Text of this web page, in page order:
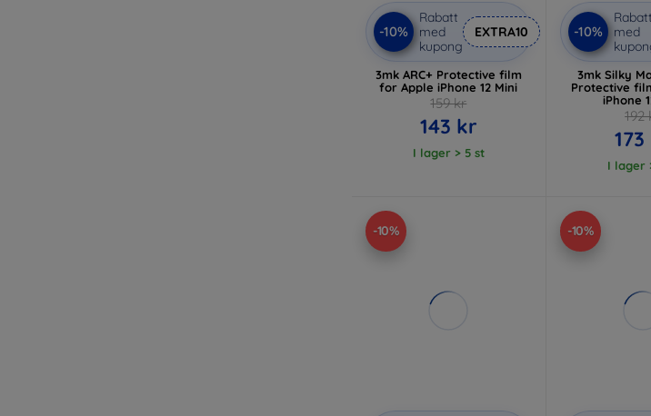
-10%
Rabatt
med
kupong
EXTRA10
3mk ARC+ Protective film
for Apple iPhone 12 Mini
159 kr
143 kr
I lager > 5 st
-10%
Rabatt
med
3mk Silky
Protective
iPhone
192
I lager
-10% -10%